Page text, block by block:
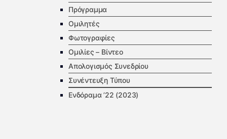
Πρόγραμμα
Ομιλητές
Φωτογραφίες
Ομιλίες – Βίντεο
Απολογισμός Συνεδρίου
Συνέντευξη Τύπου
Ενδόραμα ’22 (2023)